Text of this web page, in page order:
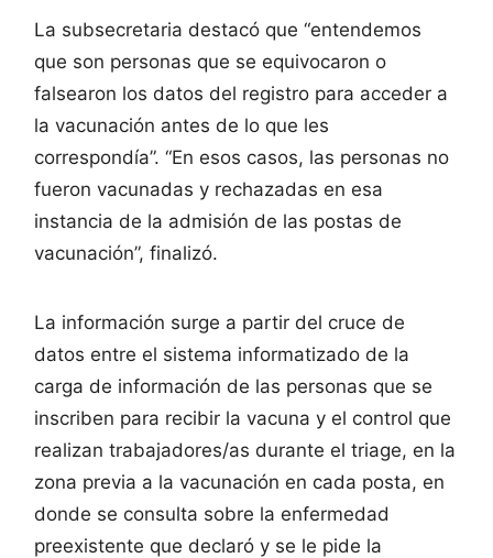
La subsecretaria destacó que “entendemos
que son personas que se equivocaron o
falsearon los datos del registro para acceder a
la vacunación antes de lo que les
correspondía”. “En esos casos, las personas no
fueron vacunadas y rechazadas en esa
instancia de la admisión de las postas de
vacunación”, finalizó.
La información surge a partir del cruce de
datos entre el sistema informatizado de la
carga de información de las personas que se
inscriben para recibir la vacuna y el control que
realizan trabajadores/as durante el triage, en la
zona previa a la vacunación en cada posta, en
donde se consulta sobre la enfermedad
preexistente que declaró y se le pide la